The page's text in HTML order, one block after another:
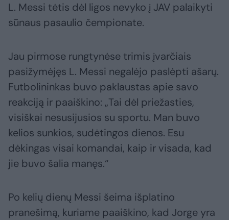
L. Messi tėtis dėl ligos nevyko į JAV palaikyti
sūnaus pasaulio čempionate.
Jau pirmose rungtynėse trimis įvarčiais
pasižymėjęs L. Messi negalėjo paslėpti ašarų.
Futbolininkas buvo paklaustas apie savo
reakciją ir paaiškino: „Tai dėl priežasties,
visiškai nesusijusios su sportu. Man buvo
kelios sunkios, sudėtingos dienos. Esu
dėkingas visai komandai, kaip ir visada, kad
jie buvo šalia manęs.“
Po kelių dienų Messi šeima išplatino
pranešimą, kuriame paaiškino, kad Jorge yra